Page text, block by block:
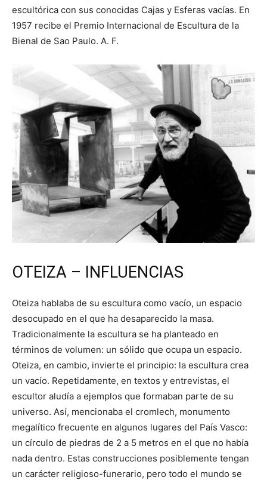
escultórica con sus conocidas Cajas y Esferas vacías. En
1957 recibe el Premio Internacional de Escultura de la
Bienal de Sao Paulo. A. F.
OTEIZA – INFLUENCIAS
Oteiza hablaba de su escultura como vacío, un espacio
desocupado en el que ha desaparecido la masa.
Tradicionalmente la escultura se ha planteado en
términos de volumen: un sólido que ocupa un espacio.
Oteiza, en cambio, invierte el principio: la escultura crea
un vacío. Repetidamente, en textos y entrevistas, el
escultor aludía a ejemplos que formaban parte de su
universo. Así, mencionaba el cromlech, monumento
megalítico frecuente en algunos lugares del País Vasco:
un círculo de piedras de 2 a 5 metros en el que no había
nada dentro. Estas construcciones posiblemente tengan
un carácter religioso-funerario, pero todo el mundo se